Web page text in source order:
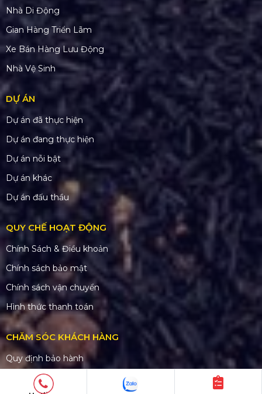
Nhà Di Động
Gian Hàng Triển Lãm
Xe Bán Hàng Lưu Động
Nhà Vệ Sinh
DỰ ÁN
Dự án đã thực hiện
Dự án đang thực hiện
Dự án nỗi bật
Dự án khác
Dự án đấu thầu
QUY CHẾ HOẠT ĐỘNG
Chính Sách & Điều khoản
Chính sách bảo mật
Chính sách vận chuyển
Hình thức thanh toán
CHĂM SÓC KHÁCH HÀNG
Quy định bảo hành
Chính sách bán hàng